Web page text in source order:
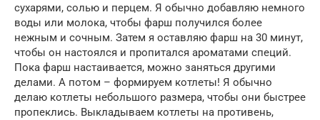
сухарями, солью и перцем. Я обычно добавляю немного
воды или молока, чтобы фарш получился более
нежным и сочным. Затем я оставляю фарш на 30 минут,
чтобы он настоялся и пропитался ароматами специй.
Пока фарш настаивается, можно заняться другими
делами. А потом – формируем котлеты! Я обычно
делаю котлеты небольшого размера, чтобы они быстрее
пропеклись. Выкладываем котлеты на противень,